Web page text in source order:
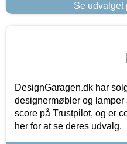
Se udvalget
DesignGaragen.dk har
designermøbler og
score på Trustpilot, og er
her for at se deres udvalg.